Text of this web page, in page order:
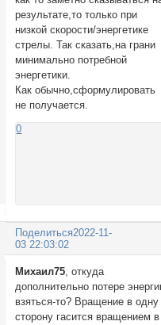
результате,то только при
низкой скорости/энергетике
стрелы. Так сказать,на грани
минимально потребной
энергетики.
Как обычно,сформулировать
не получается.
0
Поделиться2022-11-
03 22:03:02
Михаил75, откуда
дополнительно потере
взяться-то? Вращение в одну
сторону гасится вращением в